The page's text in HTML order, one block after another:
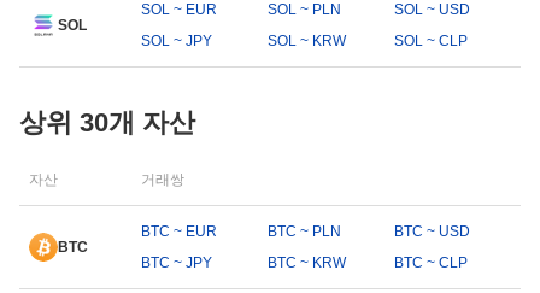
SOL
SOL ~ EUR SOL ~ PLN
SOL ~ USD
SOL ~ JPY
SOL ~ KRW SOL ~ CLP
상위 30개 자산
자산 거래쌍
BTC
BTC ~ EUR BTC ~ PLN
BTC ~ USD
BTC ~ JPY
BTC ~ KRW BTC ~ CLP